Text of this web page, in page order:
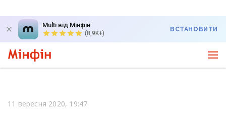
Multi від Мінфін
(8,9K+)
ВСТАНОВИТИ
11 вересня 2020, 19:47